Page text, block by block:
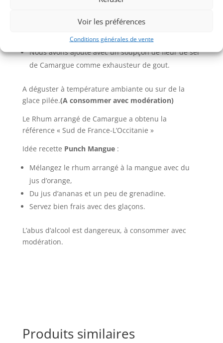
Voir les préférences
Conditions générales de vente
Le rhum arrangé a un titre de 26,5° V/V
Nous avons ajouté avec un soupçon de fleur de sel
de Camargue comme exhausteur de gout.
A déguster à température ambiante ou sur de la
glace pilée.(A consommer avec modération)
Le Rhum arrangé de Camargue a obtenu la
référence « Sud de France-L’Occitanie »
Idée recette Punch Mangue:
Mélangez le rhum arrangé à la mangue avec du
jus d’orange,
Du jus d’ananas et un peu de grenadine.
Servez bien frais avec des glaçons.
L’abus d’alcool est dangereux, à consommer avec
modération.
Produits similaires